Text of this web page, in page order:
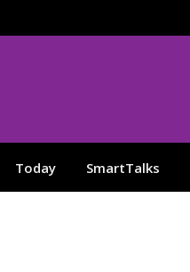
Today SmartTalks